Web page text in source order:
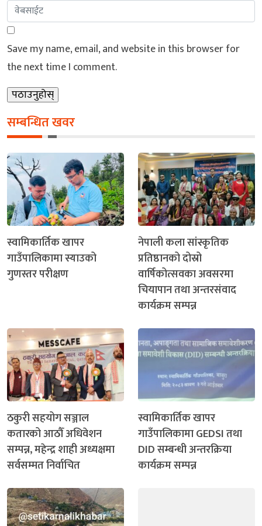
Save my name, email, and website in this browser for
the next time I comment.
सम्बन्धित खवर
स्वामिकार्तिक खापर
गाउँपालिकामा स्याउको
गुणस्तर परीक्षण
नेपाली कला सांस्कृतिक
प्रतिष्ठानको दोस्रो
वार्षिकोत्सवका अवसरमा
चियापान तथा अन्तरसंवाद
कार्यक्रम सम्पन्न
ठकुरी सहयोग सञ्जाल
कतारको आठौँ अधिवेशन
सम्पन्न, महेन्द्र शाही अध्यक्षमा
सर्वसम्मत निर्वाचित
स्वामिकार्तिक खापर
गाउँपालिकामा GEDSI तथा
DID सम्बन्धी अन्तरक्रिया
कार्यक्रम सम्पन्न